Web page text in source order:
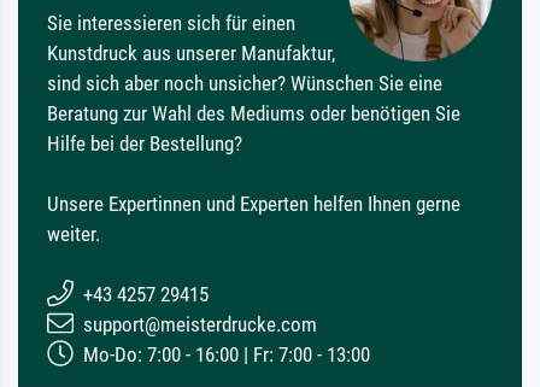
Sie interessieren sich für einen
Kunstdruck aus unserer Manufaktur,
sind sich aber noch unsicher? Wünschen Sie eine
Beratung zur Wahl des Mediums oder benötigen Sie
Hilfe bei der Bestellung?
Unsere Expertinnen und Experten helfen Ihnen gerne
weiter.
+43 4257 29415
support@meisterdrucke.com
Mo-Do: 7:00 - 16:00 | Fr: 7:00 - 13:00